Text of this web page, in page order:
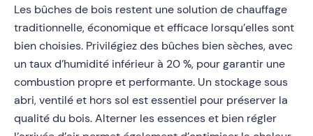
Les bûches de bois restent une solution de chauffage
traditionnelle, économique et efficace lorsqu’elles sont
bien choisies. Privilégiez des bûches bien sèches, avec
un taux d’humidité inférieur à 20 %, pour garantir une
combustion propre et performante. Un stockage sous
abri, ventilé et hors sol est essentiel pour préserver la
qualité du bois. Alterner les essences et bien régler